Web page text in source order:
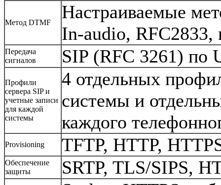
Метод DTMF
Настраиваемые
In-audio,
Передача
сигналов
SIP (RFC 3261) по
Профили
сервера SIP и
учетные записи
для каждой
системы
4 отдельных
системы и
каждого
Provisioning TFTP, HTTP,
Обеспечение
защиты
SRTP, TLS/SIPS,